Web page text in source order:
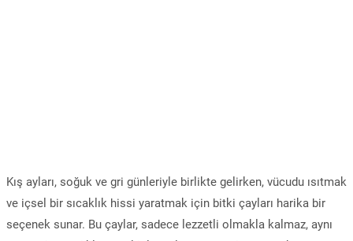
Kış ayları, soğuk ve gri günleriyle birlikte gelirken, vücudu ısıtmak
ve içsel bir sıcaklık hissi yaratmak için bitki çayları harika bir
seçenek sunar. Bu çaylar, sadece lezzetli olmakla kalmaz, aynı